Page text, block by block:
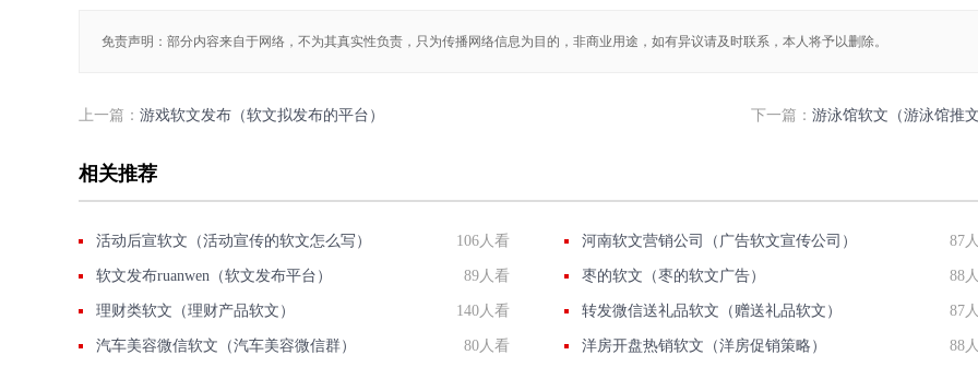
免责声明：部分内容来自于网络，不为其真实性负责，只为传播网络信息为目的，非商业用途，如有异议请及时联系，本人将予以删除。
上一篇： 游戏软文发布（软文拟发布的平台） 下一篇： 游泳馆软文（游泳馆推文
相关推荐
活动后宣软文（活动宣传的软文怎么写） 106人看 河南软文营销公司（广告软文宣传公司） 87
软文发布ruanwen（软文发布平台） 89人看 枣的软文（枣的软文广告） 88
理财类软文（理财产品软文） 140人看 转发微信送礼品软文（赠送礼品软文） 87
汽车美容微信软文（汽车美容微信群） 80人看 洋房开盘热销软文（洋房促销策略） 88